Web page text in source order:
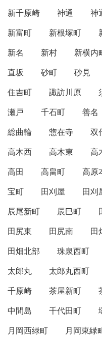
新千原崎
神通 神
新富町
新根塚町
新名
新村 新横内
直坂
砂町 砂見
住吉町
諏訪川原
瀬戸
千石町 善名
総曲輪
惣在寺 双
高木西
高木東 高
高田
高畠町 高原
宝町
田刈屋 田刈
辰尾新町
辰巳町
田尻東
田尻南 田
田畑北部
珠泉西町
太郎丸
太郎丸西町
千原崎
茶屋新町
中間島
千代田町
月岡西緑町
月岡東緑